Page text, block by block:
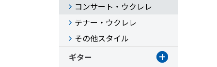
コンサート・ウクレレ
テナー・ウクレレ
その他スタイル
ギター